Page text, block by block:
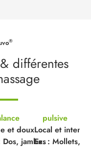
®
différentes
et doux
Dos, jambes
pulsive
Local et intense
Ex. : Mollets,